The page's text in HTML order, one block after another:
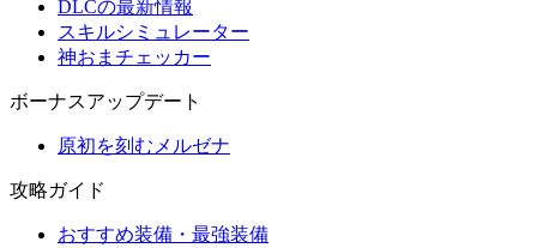
DLCの最新情報
スキルシミュレーター
神おまチェッカー
ボーナスアップデート
原初を刻むメルゼナ
攻略ガイド
おすすめ装備・最強装備